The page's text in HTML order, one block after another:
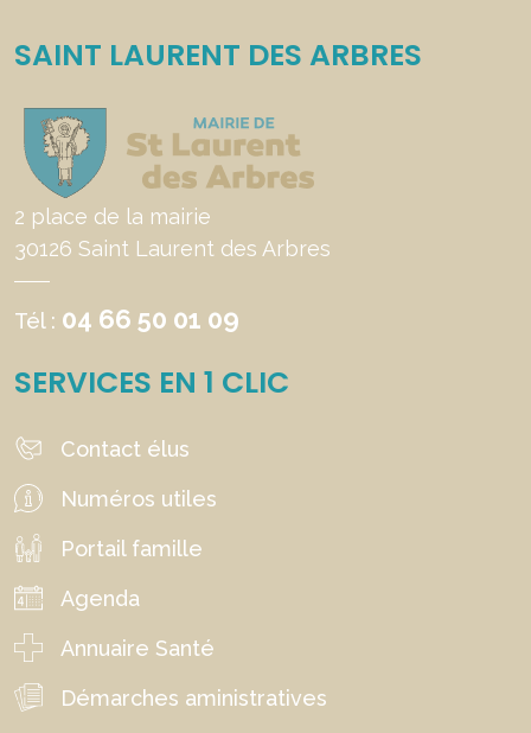
SAINT LAURENT DES ARBRES
2 place de la mairie
30126 Saint Laurent des Arbres
Tél : 04 66 50 01 09
SERVICES EN 1 CLIC
Contact élus
Numéros utiles
Portail famille
Agenda
Annuaire Santé
Démarches aministratives